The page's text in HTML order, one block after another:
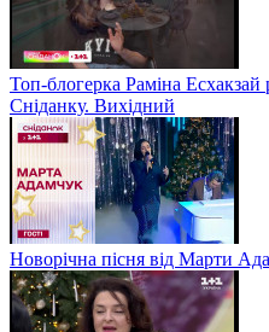
Топ-блогерка Раміна
Сніданку. Вихідний
Новорічна пісня від Марти